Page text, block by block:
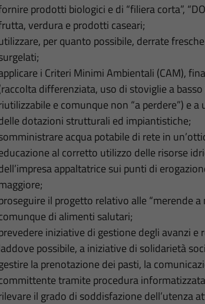
prodotti biologici e di “filiera corta”,
verdura e prodotti caseari;
per quanto possibile, derrate
i Criteri Minimi Ambientali (CAM),
differenziata, uso di stoviglie a
e comunque non “a perdere”) e
dotazioni strutturali ed impiantistiche;
acqua potabile di rete in
al corretto utilizzo delle risorse
appaltatrice sui punti di
il progetto relativo alle “merende
di alimenti salutari;
iniziative di gestione degli avanzi e
possibile, a iniziative di solidarietà
la prenotazione dei pasti, la
tramite procedura
il grado di soddisfazione dell’utenza